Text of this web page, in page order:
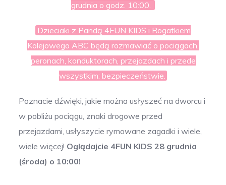
grudnia o godz. 10:00.
Dzieciaki z Pandą 4FUN KIDS i Rogatkiem
Kolejowego ABC będą rozmawiać o pociągach,
peronach, konduktorach, przejazdach i przede
wszystkim: bezpieczeństwie.
Poznacie dźwięki, jakie można usłyszeć na dworcu i
w pobliżu pociągu, znaki drogowe przed
przejazdami, usłyszycie rymowane zagadki i wiele,
wiele więcej! Oglądajcie 4FUN KIDS 28 grudnia
(środa) o 10:00!